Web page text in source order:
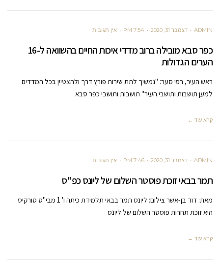
ADMIN דצמבר 31, 2020 7:54 PM אין תגובות
כפר סבא מובילה ברוב מדדי איכות החיים בהשוואה ל-16
הערים הגדולות
ראש העיר, רפי סער: "נמשיך לתת שירות פורץ דרך ולהצטיין בכל המדדים
למען תושבות ותושבי העיר" תושבות ותושבי כפר סבא
קרא עוד ←
ADMIN דצמבר 31, 2020 7:46 PM אין תגובות
תמר בבאי זוכת פוסטר השלום של ליונס כפ"ס
מאת: דוד בן-אשר צילום: ליונס תמר בבאי תלמידת כיתה ו' 1 מבי"ס סורקיס
היא זוכת תחרות פוסטר השלום של ליונס
קרא עוד ←